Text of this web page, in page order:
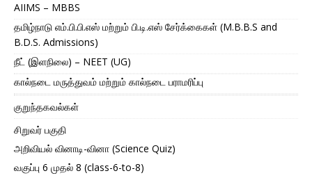
AIIMS – MBBS
தமிழ்நாடு எம்.பி.பி.எஸ் மற்றும் பி.டி.எஸ் சேர்க்கைகள் (M.B.B.S and
B.D.S. Admissions)
நீட் (இளநிலை) – NEET (UG)
கால்நடை மருத்துவம் மற்றும் கால்நடை பராமரிப்பு
குறுந்தகவல்கள்
சிறுவர் பகுதி
அறிவியல் வினாடி-வினா (Science Quiz)
வகுப்பு 6 முதல் 8 (class-6-to-8)